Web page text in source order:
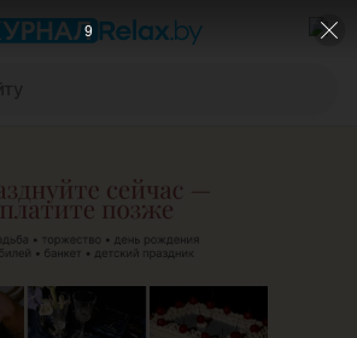
РЕКЛАМА НА САЙТЕ
6